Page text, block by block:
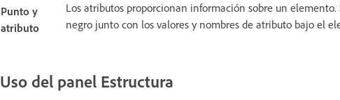
Punto y
atributo
Los atributos proporcionan información sobre un
negro junto con los valores y nombres de atributo bajo el
Uso del panel Estructura